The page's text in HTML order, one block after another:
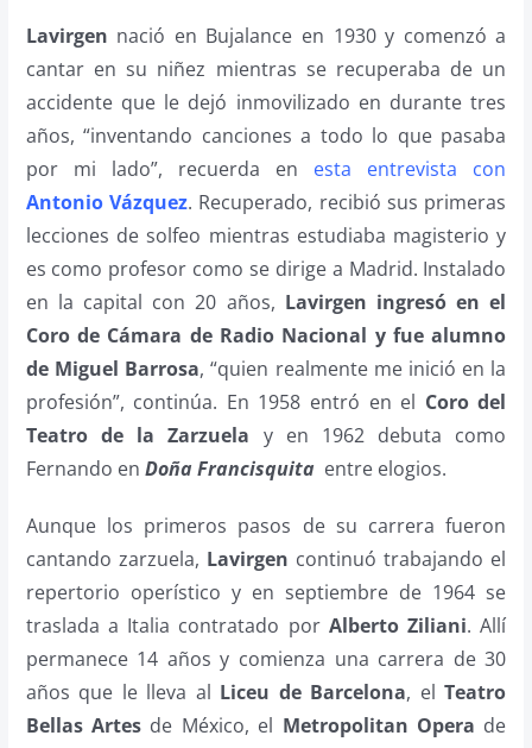
Lavirgen nació en Bujalance en 1930 y comenzó a
cantar en su niñez mientras se recuperaba de un
accidente que le dejó inmovilizado en durante tres
años, “inventando canciones a todo lo que pasaba
por mi lado”, recuerda en esta entrevista con
Antonio Vázquez. Recuperado, recibió sus primeras
lecciones de solfeo mientras estudiaba magisterio y
es como profesor como se dirige a Madrid. Instalado
en la capital con 20 años, Lavirgen ingresó en el
Coro de Cámara de Radio Nacional y fue alumno
de Miguel Barrosa, “quien realmente me inició en la
profesión”, continúa. En 1958 entró en el Coro del
Teatro de la Zarzuela y en 1962 debuta como
Fernando en Doña Francisquitaentre elogios.
Aunque los primeros pasos de su carrera fueron
cantando zarzuela, Lavirgen continuó trabajando el
repertorio operístico y en septiembre de 1964 se
traslada a Italia contratado por Alberto Ziliani. Allí
permanece 14 años y comienza una carrera de 30
años que le lleva al Liceu de Barcelona, elTeatro
Bellas Artes de México, el Metropolitan Opera de